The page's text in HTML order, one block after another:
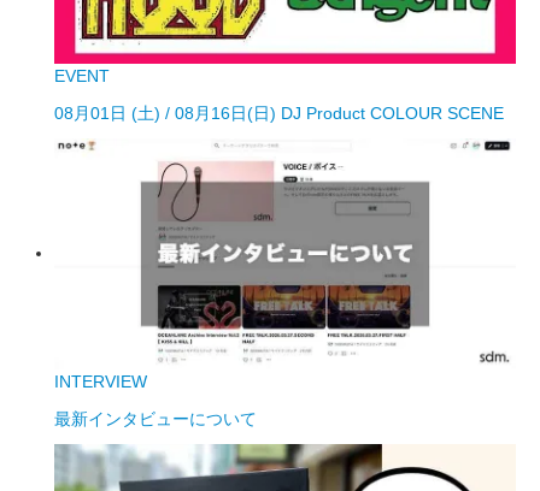
EVENT
08月01日 (土) / 08月16日(日) DJ Product COLOUR SCENE
INTERVIEW
最新インタビューについて